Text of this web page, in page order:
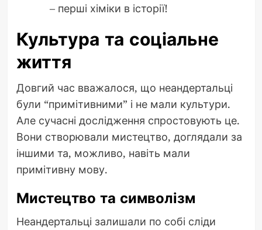
– перші хіміки в історії!
Культура та соціальне
життя
Довгий час вважалося, що неандертальці
були “примітивними” і не мали культури.
Але сучасні дослідження спростовують це.
Вони створювали мистецтво, доглядали за
іншими та, можливо, навіть мали
примітивну мову.
Мистецтво та символізм
Неандертальці залишали по собі сліди